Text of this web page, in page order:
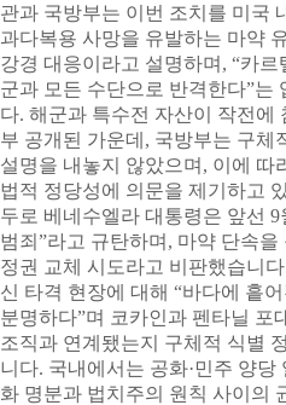
관과 국방부는 이번 조치를 미국
과다복용 사망을 유발하는 마약
강경 대응이라고 설명하며, “카르
군과 모든 수단으로 반격한다”는
다. 해군과 특수전 자산이 작전에
부 공개된 가운데, 국방부는 구체
설명을 내놓지 않았으며, 이에 따
법적 정당성에 의문을 제기하고
두로 베네수엘라 대통령은 앞선
범죄”라고 규탄하며, 마약 단속
정권 교체 시도라고 비판했습니
신 타격 현장에 대해 “바다에 흩
분명하다”며 코카인과 펜타닐 포
조직과 연계됐는지 구체적 식별
니다. 국내에서는 공화·민주 양
화 명분과 법치주의 원칙 사이의